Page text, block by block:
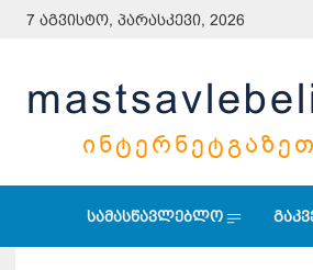
7 აგვისტო, პარასკევი, 2026
სამასწავლებლო